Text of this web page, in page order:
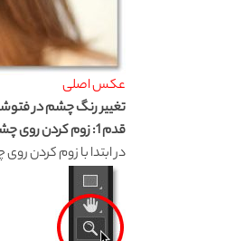
عکس اصلی
تغییر رنگ چشم در
قدم 1: زوم کردن روی چشم‌ها
در ابتدا با زوم کردن